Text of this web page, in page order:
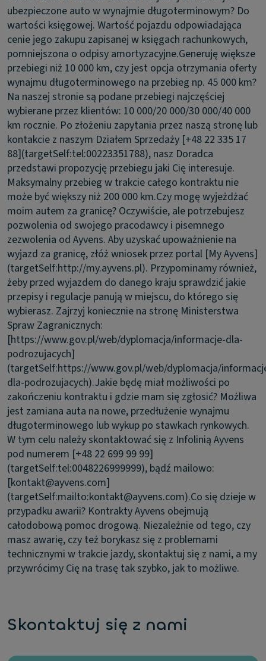
ubezpieczone auto w wynajmie długoterminowym? Do
wartości księgowej. Wartość pojazdu odpowiadająca
cenie jego zakupu zapisanej w księgach rachunkowych,
pomniejszona o odpisy amortyzacyjne.Generuję większe
przebiegi niż 10 000 km, czy jest opcja otrzymania oferty
wynajmu długoterminowego na przebieg np. 45 000 km?
Na naszej stronie są podane przebiegi najczęściej
wybierane przez klientów: 10 000/20 000/30 000/40 000
km rocznie. Po złożeniu zapytania przez naszą stronę lub
kontakcie z naszym Działem Sprzedaży [+48 22 335 17
88](targetSelf:tel:00223351788), nasz Doradca
przedstawi propozycję przebiegu jaki Cię interesuje.
Maksymalny przebieg w trakcie całego kontraktu nie
może być większy niż 200 000 km.Czy mogę wyjeżdżać
moim autem za granicę? Oczywiście, ale potrzebujesz
pozwolenia od swojego pracodawcy i pisemnego
zezwolenia od Ayvens. Aby uzyskać upoważnienie na
wyjazd za granicę, złóż wniosek przez portal [My Ayvens]
(targetSelf:http://my.ayvens.pl). Przypominamy również,
żeby przed wyjazdem do danego kraju sprawdzić jakie
przepisy i regulacje panują w miejscu, do którego się
wybierasz. Zajrzyj koniecznie na stronę Ministerstwa
Spraw Zagranicznych:
[https://www.gov.pl/web/dyplomacja/informacje-dla-
podrozujacych]
(targetSelf:https://www.gov.pl/web/dyplomacja/
dla-podrozujacych).Jakie będę miał możliwości po
zakończeniu kontraktu i gdzie mam się zgłosić? Możliwa
jest zamiana auta na nowe, przedłużenie wynajmu
długoterminowego lub wykup po stawkach rynkowych.
W tym celu należy skontaktować się z Infolinią Ayvens
pod numerem [+48 22 699 99 99]
(targetSelf:tel:0048226999999), bądź mailowo:
[kontakt@ayvens.com]
(targetSelf:mailto:kontakt@ayvens.com).Co się dzieje w
przypadku awarii? Kontrakty Ayvens obejmują
całodobową pomoc drogową. Niezależnie od tego, czy
masz awarię, czy też borykasz się z problemami
technicznymi w trakcie jazdy, skontaktuj się z nami, a my
przywrócimy Cię na trasę tak szybko, jak to możliwe.
Skontaktuj się z nami